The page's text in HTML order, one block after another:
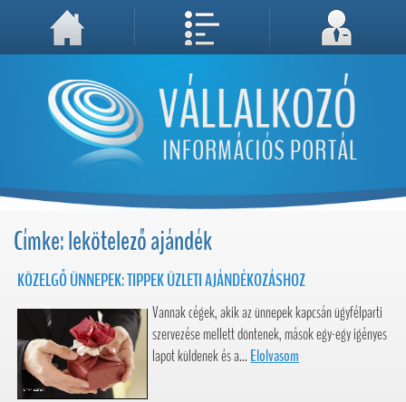
A weboldal használatával Ön elfogadja, hogy Cookie-kat (sütiket) tároljunk számítógépén. A sütik a weboldal megfelelő működéséhez
Megértettem, folytatás...
Címke: lekötelező ajándék
KÖZELGŐ ÜNNEPEK: TIPPEK ÜZLETI AJÁNDÉKOZÁSHOZ
Vannak cégek, akik az ünnepek kapcsán ügyfélparti
szervezése mellett döntenek, mások egy-egy igényes
lapot küldenek és a... Elolvasom